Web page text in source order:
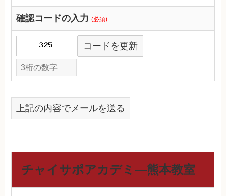
確認コードの入力(必須)
コードを更新
上記の内容でメールを送る
チャイサポアカデミ―熊本教室